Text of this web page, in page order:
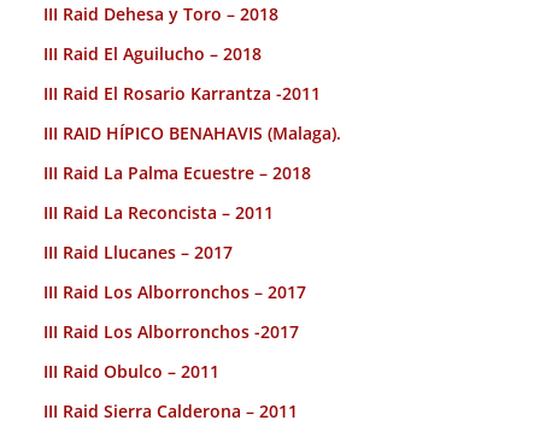
III Raid Dehesa y Toro – 2018
III Raid El Aguilucho – 2018
III Raid El Rosario Karrantza -2011
III RAID HÍPICO BENAHAVIS (Malaga).
III Raid La Palma Ecuestre – 2018
III Raid La Reconcista – 2011
III Raid Llucanes – 2017
III Raid Los Alborronchos – 2017
III Raid Los Alborronchos -2017
III Raid Obulco – 2011
III Raid Sierra Calderona – 2011